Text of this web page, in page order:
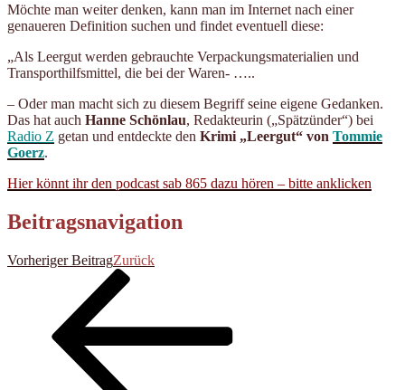
Möchte man weiter denken, kann man im Internet nach einer
genaueren Definition suchen und findet eventuell diese:
„Als Leergut werden gebrauchte Verpackungsmaterialien und
Transporthilfsmittel, die bei der Waren- …..
– Oder man macht sich zu diesem Begriff seine eigene Gedanken.
Das hat auch Hanne Schönlau, Redakteurin („Spätzünder“) bei
Radio Z getan und entdeckte den Krimi „Leergut“ von Tommie
Goerz.
Hier könnt ihr den podcast sab 865 dazu hören – bitte anklicken
Beitragsnavigation
Vorheriger BeitragZurück